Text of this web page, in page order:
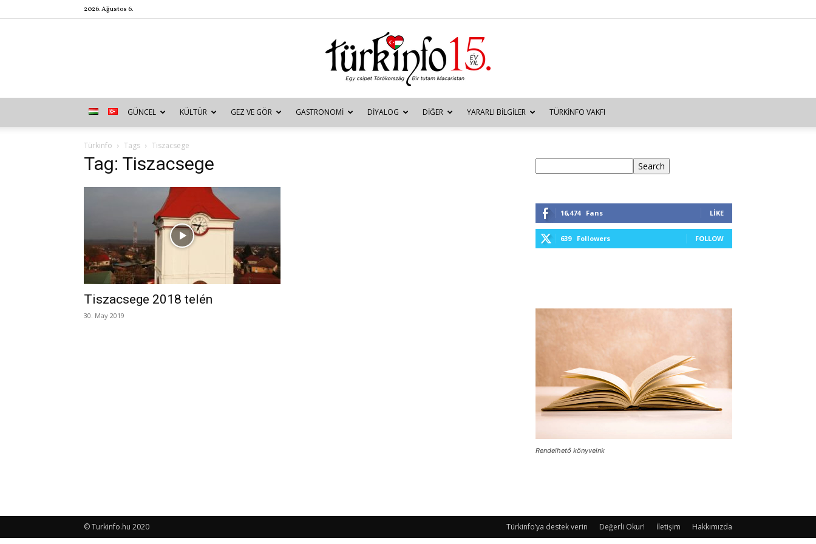
2026. Ağustos 6.
Türkinfo
GÜNCEL KÜLTÜR GEZ VE GÖR GASTRONOMI DIYALOG DIĞER YARARLI BILGILER TÜRKINFO VAKFI
Türkinfo Tags Tiszacsege
Tag: Tiszacsege
Tiszacsege 2018 telén
30. May 2019
Search
16,474 Fans LIKE
639 Followers FOLLOW
Rendelhető könyveink
Türkinfo’ya destek verin Değerli Okur! İletişim Hakkımızda
© Turkinfo.hu 2020